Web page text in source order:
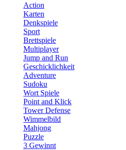
Action
Karten
Denkspiele
Sport
Brettspiele
Multiplayer
Jump and Run
Geschicklichkeit
Adventure
Sudoku
Wort Spiele
Point and Klick
Tower Defense
Wimmelbild
Mahjong
Puzzle
3 Gewinnt